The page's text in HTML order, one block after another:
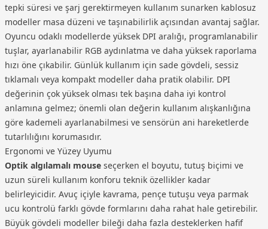
tepki süresi ve şarj gerektirmeyen kullanım sunarken kablosuz
modeller masa düzeni ve taşınabilirlik açısından avantaj sağlar.
Oyuncu odaklı modellerde yüksek DPI aralığı, programlanabilir
tuşlar, ayarlanabilir RGB aydınlatma ve daha yüksek raporlama
hızı öne çıkabilir. Günlük kullanım için sade gövdeli, sessiz
tıklamalı veya kompakt modeller daha pratik olabilir. DPI
değerinin çok yüksek olması tek başına daha iyi kontrol
anlamına gelmez; önemli olan değerin kullanım alışkanlığına
göre kademeli ayarlanabilmesi ve sensörün ani hareketlerde
tutarlılığını korumasıdır.
Ergonomi ve Yüzey Uyumu
Optik algılamalı mouse seçerken el boyutu, tutuş biçimi ve
uzun süreli kullanım konforu teknik özellikler kadar
belirleyicidir. Avuç içiyle kavrama, pençe tutuşu veya parmak
ucu kontrolü farklı gövde formlarını daha rahat hale getirebilir.
Büyük gövdeli modeller bileği daha fazla desteklerken hafif